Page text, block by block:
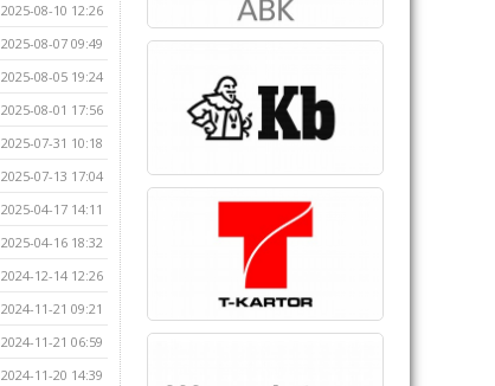
2025-08-10 12:26
2025-08-07 09:49
2025-08-05 19:24
2025-08-01 17:56
2025-07-31 10:18
2025-07-13 17:04
2025-04-17 14:11
2025-04-16 18:32
2024-12-14 12:26
2024-11-21 09:21
2024-11-21 06:59
2024-11-20 14:39